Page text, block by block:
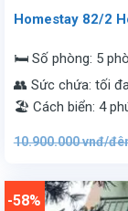
Homestay 82/2
🛏️ Số phòng: 5
👥 Sức chứa: tối
🏖️ Cách biển: 4
10.900.000vnđ/
-58%